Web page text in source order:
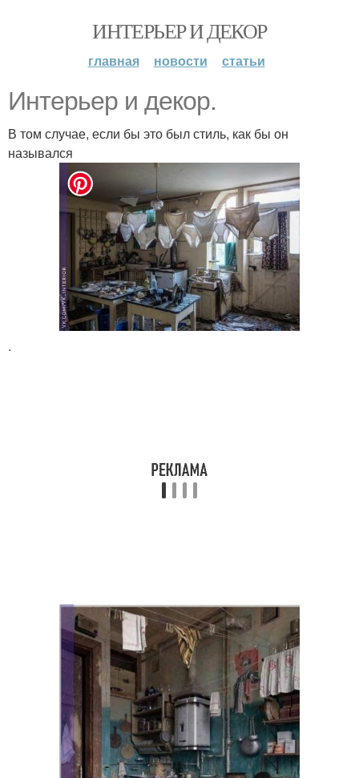
ИНТЕРЬЕР И ДЕКОР
главная новости статьи
Интерьер и декор.
В том случае, если бы это был стиль, как бы он
назывался
.